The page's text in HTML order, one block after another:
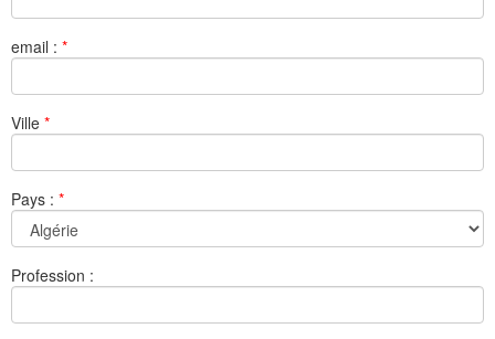
email : *
Ville *
Pays : *
Profession :